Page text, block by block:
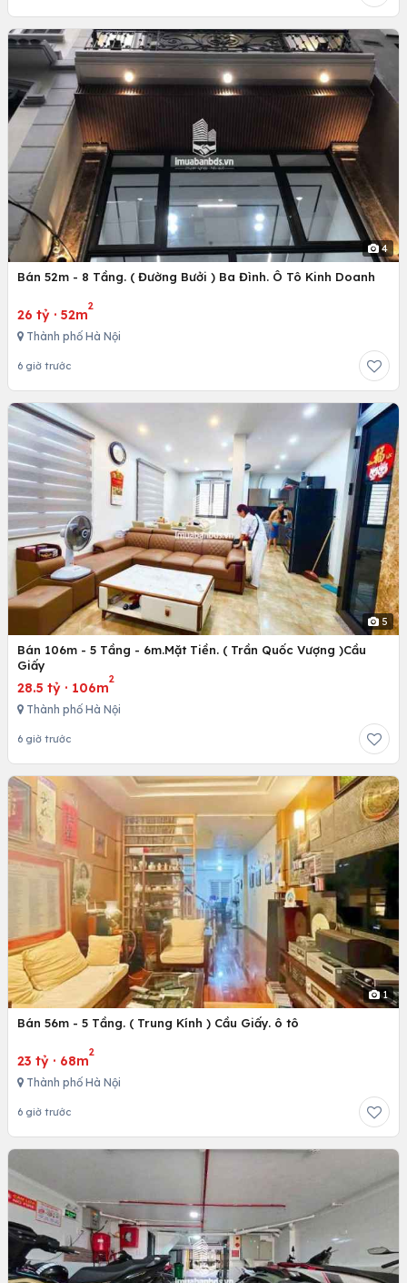
4
Bán 52m - 8 Tầng. ( Đường Bưởi ) Ba Đình. Ô Tô Kinh Doanh
26 tỷ · 52m
2
Thành phố Hà Nội
6 giờ trước
5
Bán 106m - 5 Tầng - 6m.Mặt Tiền. ( Trần Quốc Vượng )Cầu
Giấy
28.5 tỷ · 106m
2
Thành phố Hà Nội
6 giờ trước
1
Bán 56m - 5 Tầng. ( Trung Kính ) Cầu Giấy. ô tô
23 tỷ · 68m
2
Thành phố Hà Nội
6 giờ trước